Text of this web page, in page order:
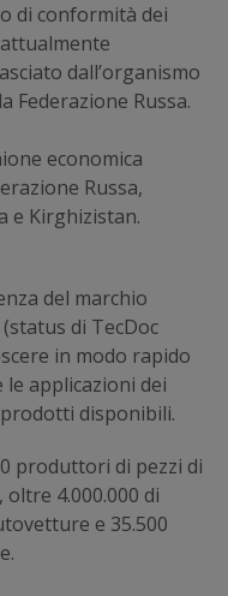
di conformità dei
dall’organismo
Federazione Russa.
economica
Russa,
e Kirghizistan.
del marchio
di TecDoc
in modo rapido
le applicazioni dei
disponibili.
produttori di pezzi di
4.000.000 di
e 35.500